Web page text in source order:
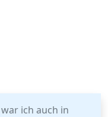
ich auch in